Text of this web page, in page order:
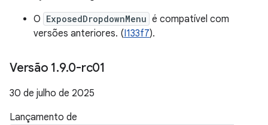
O ExposedDropdownMenu é compatível com
versões anteriores. (I133f7).
Versão 1.9.0-rc01
30 de julho de 2025
Lançamento de